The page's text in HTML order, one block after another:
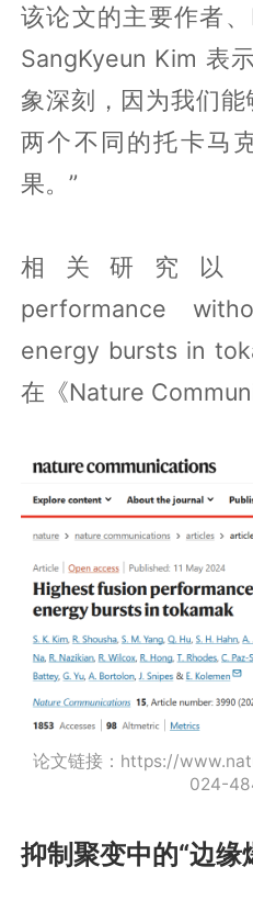
该论文的主要作者
SangKyeun Kim 表
象深刻，因为我们
两个不同的托卡马
果。”
相关研究以《
performance
energy bursts in
在《Nature
论文链接：https://
024-
抑制聚变中的“边缘